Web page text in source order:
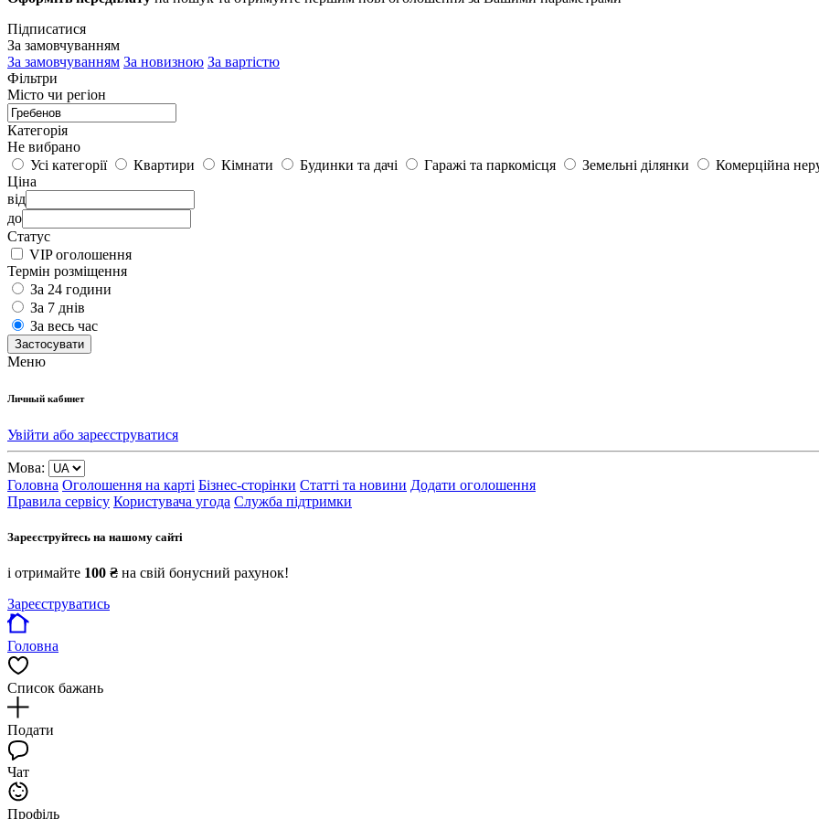
Підписатися
За замовчуванням
За замовчуванням За новизною За вартістю
Фільтри
Місто чи регіон
Категорія
Не вибрано
Усі категорії
Квартири Кімнати Будинки та дачі Гаражі та паркомісця Земельні ділянки
Комерційна
Ціна
від
до
Статус
VIP оголошення
Термін розміщення
За 24 години
За 7 днів
За весь час
Застосувати
Меню
Личный кабинет
Увійти або зареєструватися
Мова:
Головна Оголошення на карті Бізнес-сторінки Статті та новини Додати оголошення
Правила сервісу Користувача угода Служба підтримки
Зареєструйтесь на нашому сайті
і отримайте 100 ₴ на свій бонусний рахунок!
Зареєструватись
Головна
Список бажань
Подати
Чат
Профіль